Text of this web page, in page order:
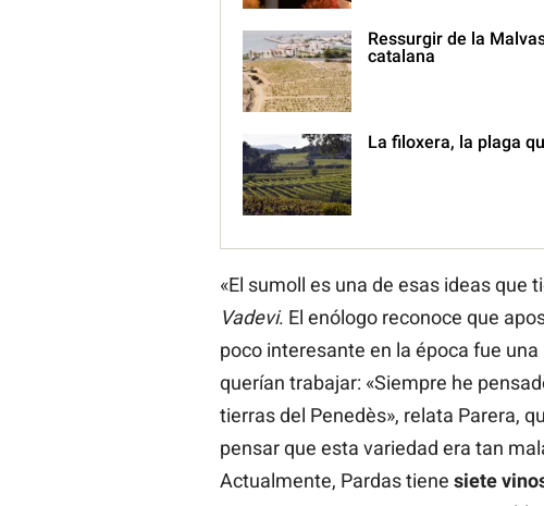
Ressurgir de la
catalana
La filoxera, la plaga
«El sumoll es una de esas ideas que
Vadevi. El enólogo reconoce que
poco interesante en la época fue
querían trabajar: «Siempre he
tierras del Penedès», relata Parera,
pensar que esta variedad era tan
Actualmente, Pardas tiene siete